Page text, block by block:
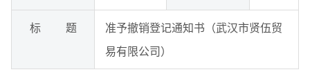
标 题
准予撤销登记通知书（武汉市贤伍贸
易有限公司）